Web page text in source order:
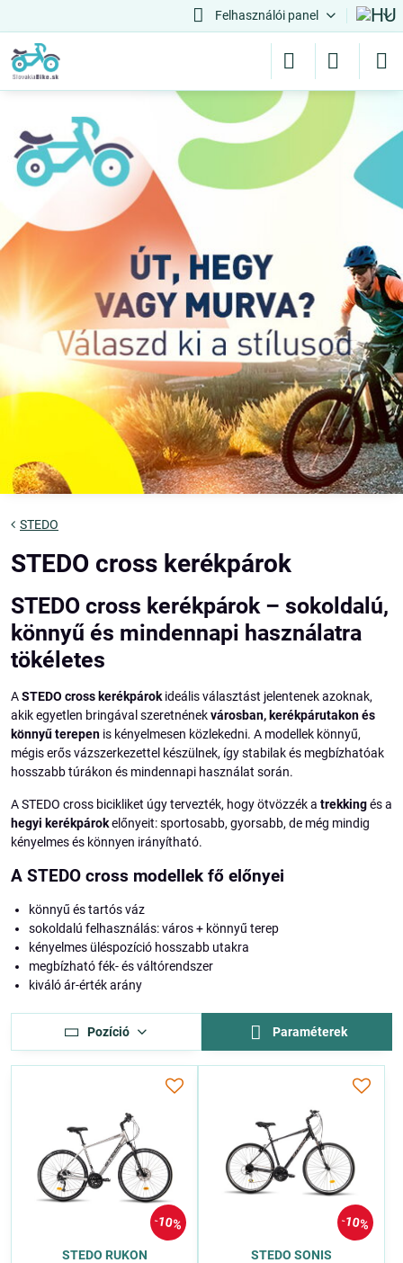
Felhasználói panel
STEDO
STEDO cross kerékpárok
STEDO cross kerékpárok – sokoldalú,
könnyű és mindennapi használatra
tökéletes
ASTEDO cross kerékpárok ideális választást jelentenek azoknak,
akik egyetlen bringával szeretnénekvárosban, kerékpárutakon és
könnyű terepen is kényelmesen közlekedni. A modellek könnyű,
mégis erős vázszerkezettel készülnek, így stabilak és megbízhatóak
hosszabb túrákon és mindennapi használat során.
A STEDO cross bicikliket úgy tervezték, hogy ötvözzék a trekkingés a
hegyi kerékpárokelőnyeit: sportosabb, gyorsabb, de még mindig
kényelmes és könnyen irányítható.
A STEDO cross modellek fő előnyei
könnyű és tartós váz
sokoldalú felhasználás: város + könnyű terep
kényelmes üléspozíció hosszabb utakra
megbízható fék- és váltórendszer
kiváló ár-érték arány
Pozíció Paraméterek
10%
STEDO RUKON
10%
STEDO SONIS